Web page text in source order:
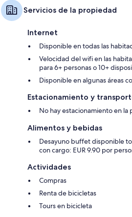
Servicios de la propiedad
Internet
Disponible en todas las
Velocidad del wifi en las
para 6+ personas o 10+
Disponible en algunas áreas
Estacionamiento y
No hay estacionamiento en la
Alimentos y bebidas
Desayuno buffet disponible
con cargo: EUR 9.90 por
Actividades
Compras
Renta de bicicletas
Tours en bicicleta